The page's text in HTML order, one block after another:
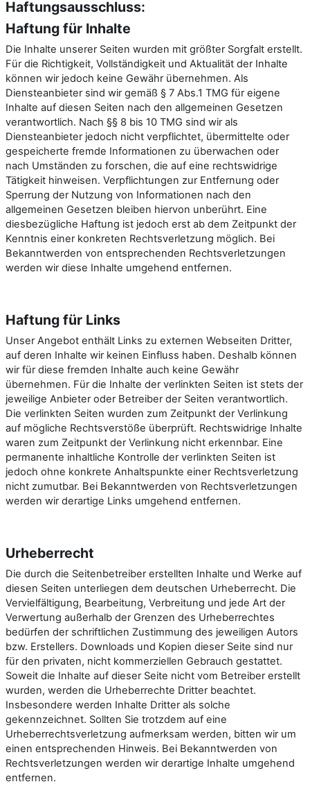
Haftungsausschluss:
Haftung für Inhalte
Die Inhalte unserer Seiten wurden mit größter Sorgfalt erstellt.
Für die Richtigkeit, Vollständigkeit und Aktualität der Inhalte
können wir jedoch keine Gewähr übernehmen. Als
Diensteanbieter sind wir gemäß § 7 Abs.1 TMG für eigene
Inhalte auf diesen Seiten nach den allgemeinen Gesetzen
verantwortlich. Nach §§ 8 bis 10 TMG sind wir als
Diensteanbieter jedoch nicht verpflichtet, übermittelte oder
gespeicherte fremde Informationen zu überwachen oder
nach Umständen zu forschen, die auf eine rechtswidrige
Tätigkeit hinweisen. Verpflichtungen zur Entfernung oder
Sperrung der Nutzung von Informationen nach den
allgemeinen Gesetzen bleiben hiervon unberührt. Eine
diesbezügliche Haftung ist jedoch erst ab dem Zeitpunkt der
Kenntnis einer konkreten Rechtsverletzung möglich. Bei
Bekanntwerden von entsprechenden Rechtsverletzungen
werden wir diese Inhalte umgehend entfernen.
Haftung für Links
Unser Angebot enthält Links zu externen Webseiten Dritter,
auf deren Inhalte wir keinen Einfluss haben. Deshalb können
wir für diese fremden Inhalte auch keine Gewähr
übernehmen. Für die Inhalte der verlinkten Seiten ist stets der
jeweilige Anbieter oder Betreiber der Seiten verantwortlich.
Die verlinkten Seiten wurden zum Zeitpunkt der Verlinkung
auf mögliche Rechtsverstöße überprüft. Rechtswidrige Inhalte
waren zum Zeitpunkt der Verlinkung nicht erkennbar. Eine
permanente inhaltliche Kontrolle der verlinkten Seiten ist
jedoch ohne konkrete Anhaltspunkte einer Rechtsverletzung
nicht zumutbar. Bei Bekanntwerden von Rechtsverletzungen
werden wir derartige Links umgehend entfernen.
Urheberrecht
Die durch die Seitenbetreiber erstellten Inhalte und Werke auf
diesen Seiten unterliegen dem deutschen Urheberrecht. Die
Vervielfältigung, Bearbeitung, Verbreitung und jede Art der
Verwertung außerhalb der Grenzen des Urheberrechtes
bedürfen der schriftlichen Zustimmung des jeweiligen Autors
bzw. Erstellers. Downloads und Kopien dieser Seite sind nur
für den privaten, nicht kommerziellen Gebrauch gestattet.
Soweit die Inhalte auf dieser Seite nicht vom Betreiber erstellt
wurden, werden die Urheberrechte Dritter beachtet.
Insbesondere werden Inhalte Dritter als solche
gekennzeichnet. Sollten Sie trotzdem auf eine
Urheberrechtsverletzung aufmerksam werden, bitten wir um
einen entsprechenden Hinweis. Bei Bekanntwerden von
Rechtsverletzungen werden wir derartige Inhalte umgehend
entfernen.